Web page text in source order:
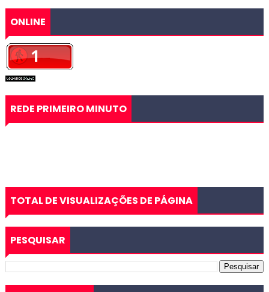
ONLINE
REDE PRIMEIRO MINUTO
TOTAL DE VISUALIZAÇÕES DE PÁGINA
PESQUISAR